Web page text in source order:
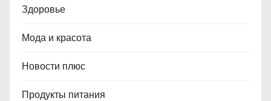
Здоровье
Мода и красота
Новости плюс
Продукты питания